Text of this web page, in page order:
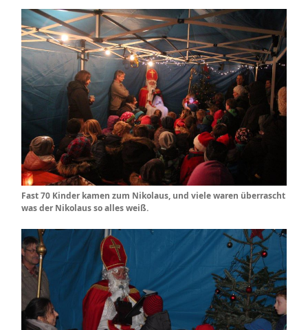
Fast 70 Kinder kamen zum Nikolaus, und viele waren überrascht
was der Nikolaus so alles weiß.